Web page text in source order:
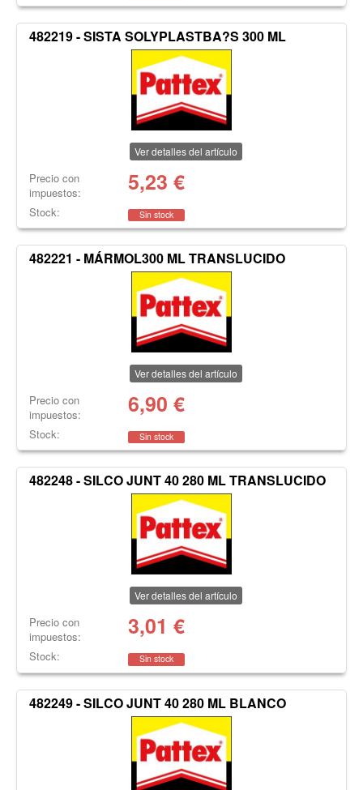
482219 - SISTA SOLYPLASTBA?S 300 ML
Ver detalles del artículo
Precio con
impuestos:
5,23 €
Stock: Sin stock
482221 - MÁRMOL300 ML TRANSLUCIDO
Ver detalles del artículo
Precio con
impuestos:
6,90 €
Stock: Sin stock
482248 - SILCO JUNT 40 280 ML TRANSLUCIDO
Ver detalles del artículo
Precio con
impuestos:
3,01 €
Stock: Sin stock
482249 - SILCO JUNT 40 280 ML BLANCO